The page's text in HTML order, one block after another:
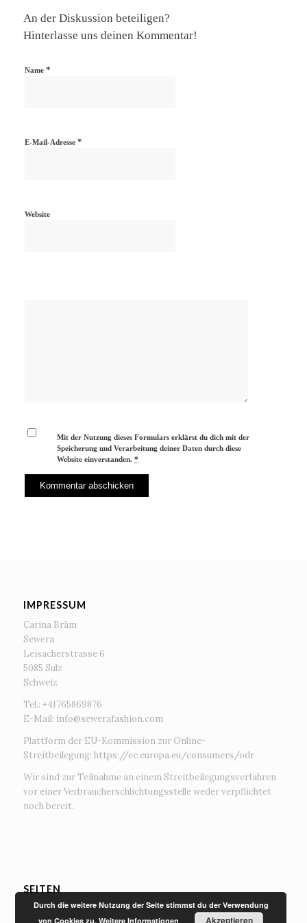
An der Diskussion beteiligen?
Hinterlasse uns deinen Kommentar!
Name *
E-Mail-Adresse *
Website
Mit der Nutzung dieses Formulars erklärst du dich mit der
Speicherung und Verarbeitung deiner Daten durch diese
Website einverstanden.*
IMPRESSUM
Carina Bräm
Sewera
Leisacherstrasse 6
5085 Sulz
Schweiz
Tel.: +41765869876
E-Mail: info@sewerafashion.com
Plattform der EU-Kommission zur Online-
Streitbeilegung: https://ec.europa.eu/consumers/odr
Wir sind zur Teilnahme an einem Streitbeilegungsverfahren
vor einer Verbraucherschlichtungsstelle weder verpflichtet
noch bereit.
SEITEN
Durch die weitere Nutzung der Seite stimmst du der Verwendung
von Cookies zu.Weitere Informationen Akzeptieren